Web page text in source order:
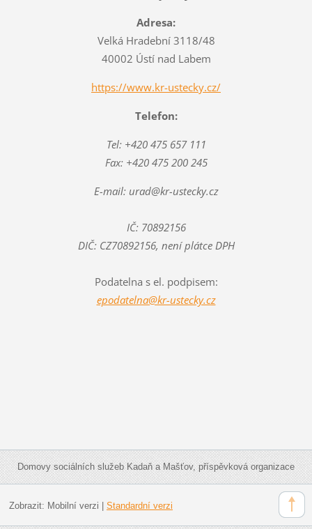
Adresa:
Velká Hradební 3118/48
40002 Ústí nad Labem
https://www.kr-ustecky.cz/
Telefon:
Tel: +420 475 657 111
Fax: +420 475 200 245
E-mail: urad@kr-ustecky.cz
IČ: 70892156
DIČ: CZ70892156, není plátce DPH
Podatelna s el. podpisem:
epodatelna@kr-ustecky.cz
Domovy sociálních služeb Kadaň a Mašťov, příspěvková organizace
Zobrazit: Mobilní verzi | Standardní verzi